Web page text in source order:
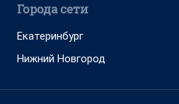
Города сети
Екатеринбург
Нижний Новгород